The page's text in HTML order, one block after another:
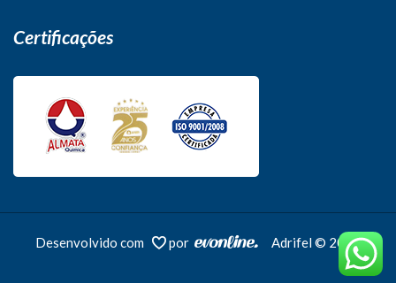
Certificações
Desenvolvido com por Adrifel © 2026